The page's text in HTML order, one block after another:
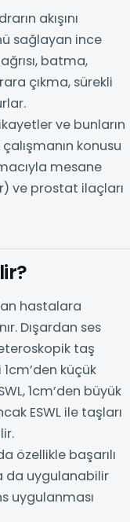
akışını
sağlayan ince
batma,
çıkma, sürekli
ve bunların
konusu
mesane
ve prostat ilaçları
hastalara
Dışardan ses
taş
1cm’den küçük
1cm’den büyük
ESWL ile taşları
özellikle başarılı
da uygulanabilir
uygulanması